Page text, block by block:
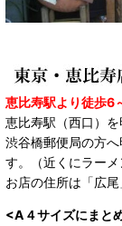
恵比寿駅より徒歩6
恵比寿駅（西口）を
渋谷橋郵便局の方
す。（近くにラーメ
お店の住所は「広尾
<A４サイズにまと